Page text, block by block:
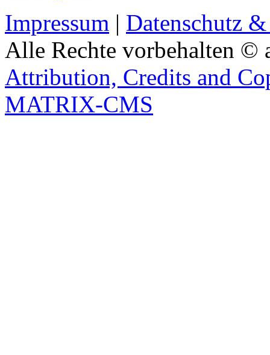
Impressum | Datenschutz
Alle Rechte vorbehalten ©
Attribution, Credits and
MATRIX-CMS